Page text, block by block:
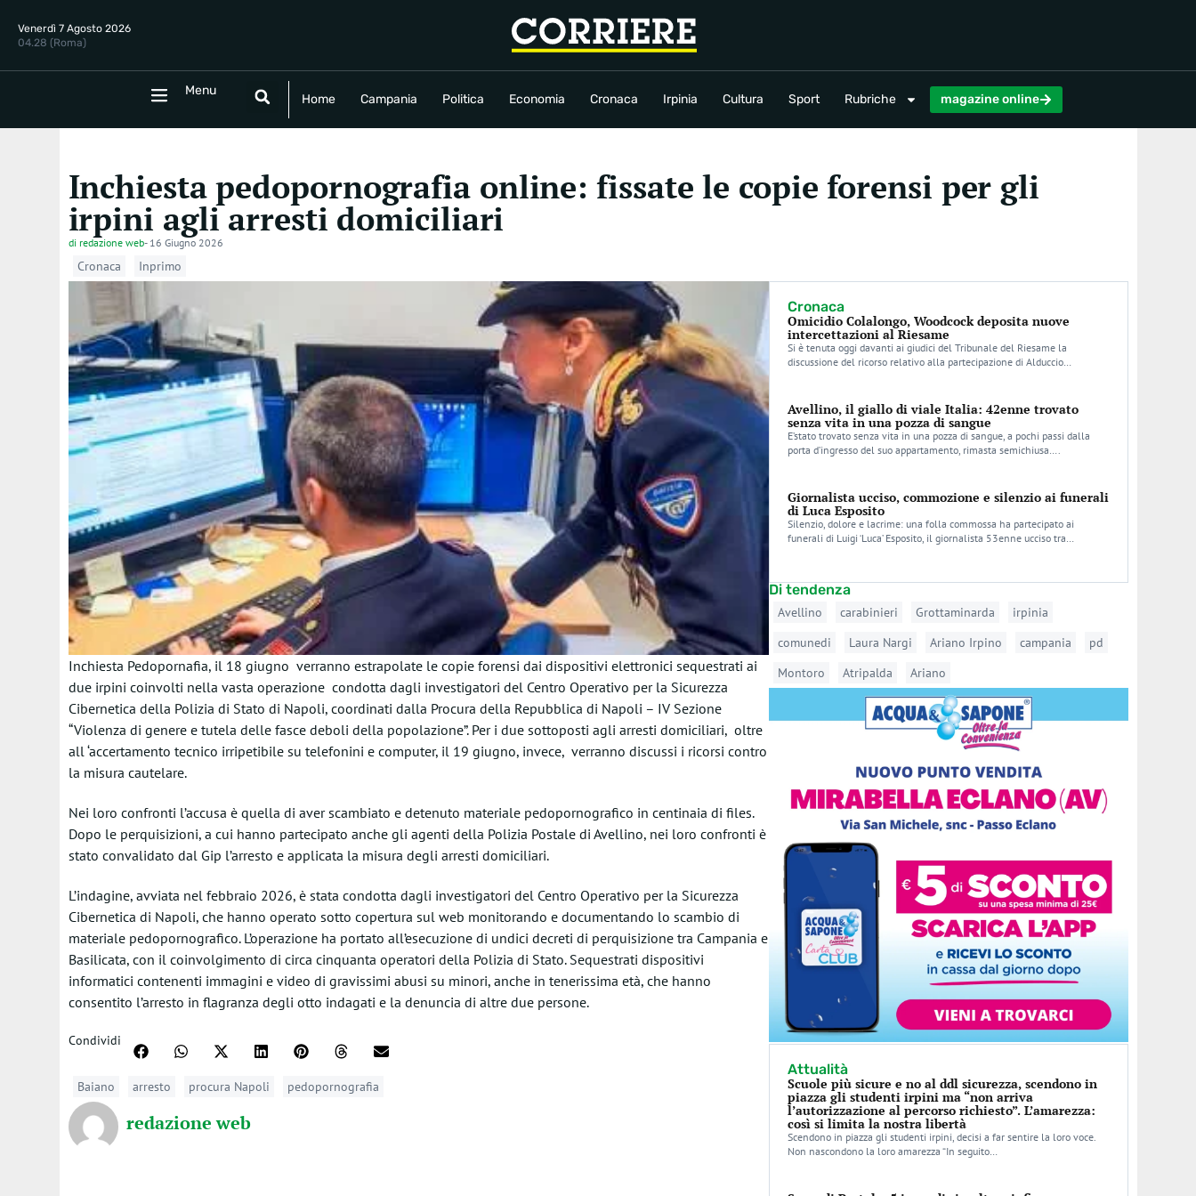
Venerdì 7 Agosto 2026
04.28 (Roma)
Menu
Home Campania Politica Economia Cronaca Irpinia Cultura Sport Rubriche magazine online
Home Campania Politica Economia Cronaca Irpinia Sport Rubriche
Inchiesta pedopornografia online: fissate le copie forensi per gli
irpini agli arresti domiciliari
di redazione web- 16 Giugno 2026
Cronaca Inprimo
Inchiesta Pedopornafia, il 18 giugno verranno estrapolate le copie forensi dai dispositivi elettronici sequestrati ai
due irpini coinvolti nella vasta operazione condotta dagli investigatori del Centro Operativo per la Sicurezza
Cibernetica della Polizia di Stato di Napoli, coordinati dalla Procura della Repubblica di Napoli – IV Sezione
“Violenza di genere e tutela delle fasce deboli della popolazione”. Per i due sottoposti agli arresti domiciliari, oltre
all ‘accertamento tecnico irripetibile su telefonini e computer, il 19 giugno, invece, verranno discussi i ricorsi contro
la misura cautelare.
Nei loro confronti l’accusa è quella di aver scambiato e detenuto materiale pedopornografico in centinaia di files.
Dopo le perquisizioni, a cui hanno partecipato anche gli agenti della Polizia Postale di Avellino, nei loro confronti è
stato convalidato dal Gip l’arresto e applicata la misura degli arresti domiciliari.
L’indagine, avviata nel febbraio 2026, è stata condotta dagli investigatori del Centro Operativo per la Sicurezza
Cibernetica di Napoli, che hanno operato sotto copertura sul web monitorando e documentando lo scambio di
materiale pedopornografico. L’operazione ha portato all’esecuzione di undici decreti di perquisizione tra Campania e
Basilicata, con il coinvolgimento di circa cinquanta operatori della Polizia di Stato. Sequestrati dispositivi
informatici contenenti immagini e video di gravissimi abusi su minori, anche in tenerissima età, che hanno
consentito l’arresto in flagranza degli otto indagati e la denuncia di altre due persone.
Condividi
Baiano arresto procura Napoli pedopornografia
redazione web
Cronaca
Omicidio Colalongo, Woodcock deposita nuove
intercettazioni al Riesame
Si è tenuta oggi davanti ai giudici del Tribunale del Riesame la
discussione del ricorso relativo alla partecipazione di Alduccio…
Avellino, il giallo di viale Italia: 42enne trovato
senza vita in una pozza di sangue
E’stato trovato senza vita in una pozza di sangue, a pochi passi dalla
porta d’ingresso del suo appartamento, rimasta semichiusa….
Giornalista ucciso, commozione e silenzio ai funerali
di Luca Esposito
Silenzio, dolore e lacrime: una folla commossa ha partecipato ai
funerali di Luigi ‘Luca’ Esposito, il giornalista 53enne ucciso tra…
Di tendenza
Avellino carabinieri Grottaminarda
irpinia
comunedi
Laura Nargi Ariano Irpino campania
pd
Montoro
Atripalda Ariano
Attualità
Scuole più sicure e no al ddl sicurezza, scendono in
piazza gli studenti irpini ma “non arriva
l’autorizzazione al percorso richiesto”. L’amarezza:
così si limita la nostra libertà
Scendono in piazza gli studenti irpini, decisi a far sentire la loro voce.
Non nascondono la loro amarezza “In seguito…